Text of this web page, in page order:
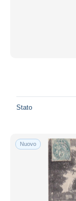
Stato
Nuovo